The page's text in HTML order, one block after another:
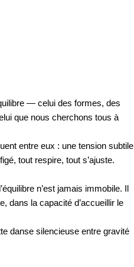
— celui des formes, des
que nous cherchons tous à
entre eux : une tension subtile
tout respire, tout s’ajuste.
n’est jamais immobile. Il
dans la capacité d’accueillir le
danse silencieuse entre gravité